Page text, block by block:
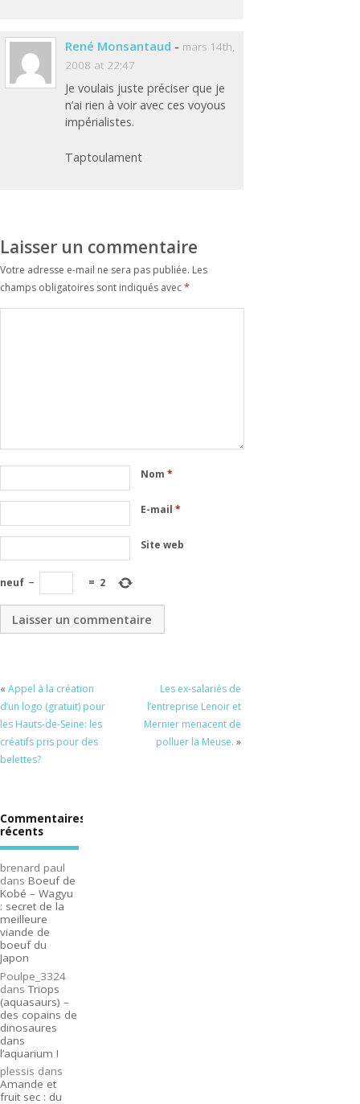
René Monsantaud - mars 14th,
2008 at 22:47
Je voulais juste préciser que je
n’ai rien à voir avec ces voyous
impérialistes.
Taptoulament
Laisser un commentaire
Votre adresse e-mail ne sera pas publiée. Les
champs obligatoires sont indiqués avec*
Nom*
E-mail*
Site web
neuf − = 2
« Appel à la création
d’un logo (gratuit) pour
les Hauts-de-Seine: les
créatifs pris pour des
belettes?
Les ex-salariés de
l’entreprise Lenoir et
Mernier menacent de
polluer la Meuse. »
Commentaires
récents
brenard paul
dans Boeuf de
Kobé – Wagyu
: secret de la
meilleure
viande de
boeuf du
Japon
Poulpe_3324
dansTriops
(aquasaurs) –
des copains de
dinosaures
dans
l’aquarium !
plessis dans
Amande et
fruit sec : du